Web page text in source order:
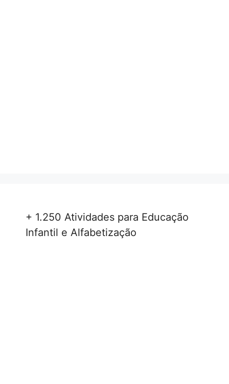
+ 1.250 Atividades para Educação
Infantil e Alfabetização